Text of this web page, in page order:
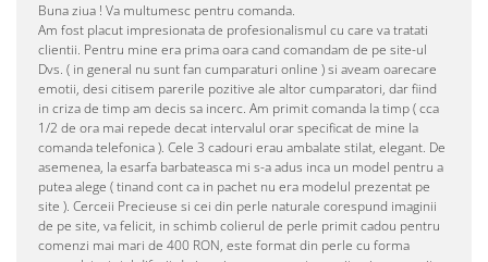
Buna ziua ! Va multumesc pentru comanda.
Am fost placut impresionata de profesionalismul cu care va tratati
clientii. Pentru mine era prima oara cand comandam de pe site-ul
Dvs. ( in general nu sunt fan cumparaturi online ) si aveam oarecare
emotii, desi citisem parerile pozitive ale altor cumparatori, dar fiind
in criza de timp am decis sa incerc. Am primit comanda la timp ( cca
1/2 de ora mai repede decat intervalul orar specificat de mine la
comanda telefonica ). Cele 3 cadouri erau ambalate stilat, elegant. De
asemenea, la esarfa barbateasca mi s-a adus inca un model pentru a
putea alege ( tinand cont ca in pachet nu era modelul prezentat pe
site ). Cerceii Precieuse si cei din perle naturale corespund imaginii
de pe site, va felicit, in schimb colierul de perle primit cadou pentru
comenzi mai mari de 400 RON, este format din perle cu forma